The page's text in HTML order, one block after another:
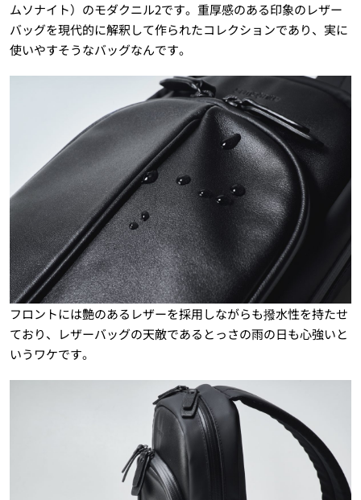
ムソナイト）のモダクニル2です。重厚感のある印象のレザー
バッグを現代的に解釈して作られたコレクションであり、実に
使いやすそうなバッグなんです。
フロントには艶のあるレザーを採用しながらも撥水性を持たせ
ており、レザーバッグの天敵であるとっさの雨の日も心強いと
いうワケです。